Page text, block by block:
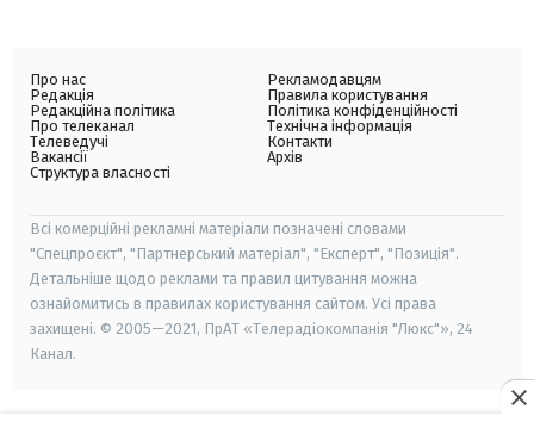
Про нас
Редакція
Редакційна політика
Про телеканал
Телеведучі
Вакансії
Структура власності
Рекламодавцям
Правила користування
Політика конфіденційності
Технічна інформація
Контакти
Архів
Всі комерційні рекламні матеріали позначені словами
"Спецпроєкт", "Партнерський матеріал", "Експерт", "Позиція".
Детальніше щодо реклами та правил цитування можна
ознайомитись в правилах користування сайтом. Усі права
захищені. © 2005—2021, ПрАТ «Телерадіокомпанія "Люкс"», 24
Канал.